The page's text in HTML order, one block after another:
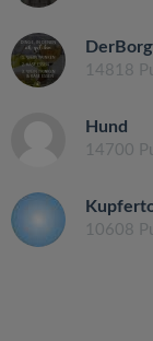
14818
Hund
14700
10608